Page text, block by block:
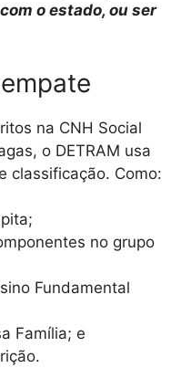
o estado, ou ser
na CNH Social
o DETRAM usa
classificação. Como:
no grupo
Fundamental
Família; e